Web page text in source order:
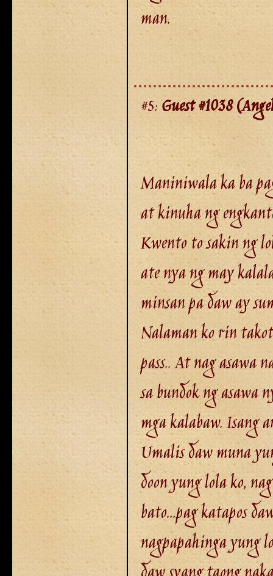
man.
#5:Guest #1038
Maniniwala ka ba
at kinuha ng
Kwento to sakin ng
ate nya ng may
minsan pa daw ay
Nalaman ko rin
pass.. At nag asawa
sa bundok ng asawa
mga kalabaw. Isang
Umalis daw muna
doon yung lola ko,
bato...pag katapos
nagpapahinga yung